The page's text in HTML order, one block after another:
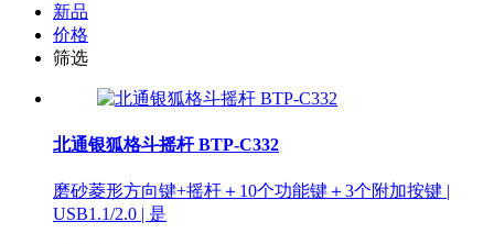
新品
价格
筛选
北通银狐格斗摇杆 BTP-C332
磨砂菱形方向键+摇杆＋10个功能键＋3个附加按键 |
USB1.1/2.0 | 是